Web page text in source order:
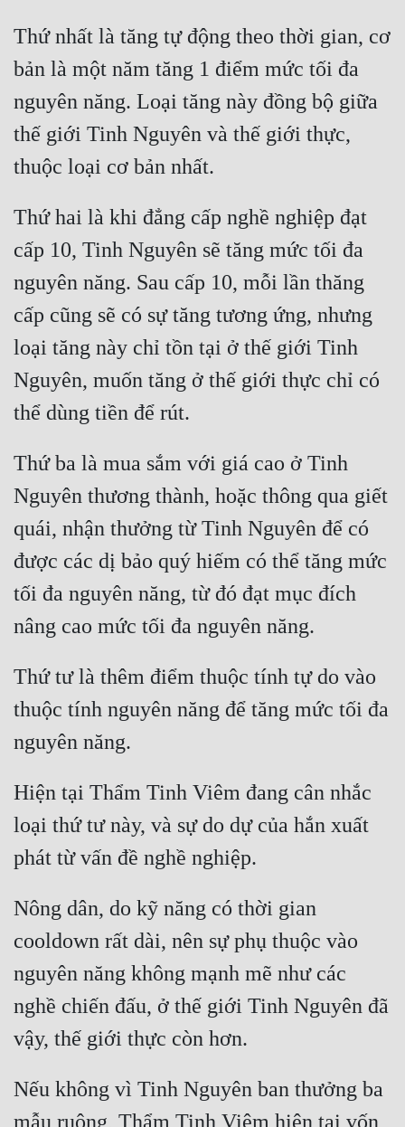
Ngự Thú
Truyện Nam
Truyện Nữ
Xây Dựng Thế Lực
Đam Mỹ
Tính Cách Nhân Vật :
Cơ Trí
Sát Phạt Quyết Đoán
Vô Sỉ
Điềm Đạm
Thứ nhất là tăng tự động theo thời gian, cơ
bản là một năm tăng 1 điểm mức tối đa
nguyên năng. Loại tăng này đồng bộ giữa
thế giới Tinh Nguyên và thế giới thực,
Thứ hai là khi đẳng cấp nghề nghiệp đạt
cấp 10, Tinh Nguyên sẽ tăng mức tối đa
nguyên năng. Sau cấp 10, mỗi lần thăng
cấp cũng sẽ có sự tăng tương ứng, nhưng
loại tăng này chỉ tồn tại ở thế giới Tinh
Nguyên, muốn tăng ở thế giới thực chỉ có
Thứ ba là mua sắm với giá cao ở Tinh
Nguyên thương thành, hoặc thông qua giết
quái, nhận thưởng từ Tinh Nguyên để có
được các dị bảo quý hiếm có thể tăng mức
tối đa nguyên năng, từ đó đạt mục đích
Thứ tư là thêm điểm thuộc tính tự do vào
thuộc tính nguyên năng để tăng mức tối đa
Hiện tại Thẩm Tinh Viêm đang cân nhắc
loại thứ tư này, và sự do dự của hắn xuất
Nông dân, do kỹ năng có thời gian
cooldown rất dài, nên sự phụ thuộc vào
nguyên năng không mạnh mẽ như các
nghề chiến đấu, ở thế giới Tinh Nguyên đã
Nếu không vì Tinh Nguyên ban thưởng ba
mẫu ruộng, Thẩm Tinh Viêm hiện tại vốn